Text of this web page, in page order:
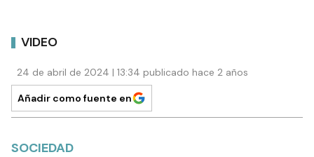
VIDEO
24 de abril de 2024 | 13:34 publicado hace 2 años
Añadir como fuente en
SOCIEDAD